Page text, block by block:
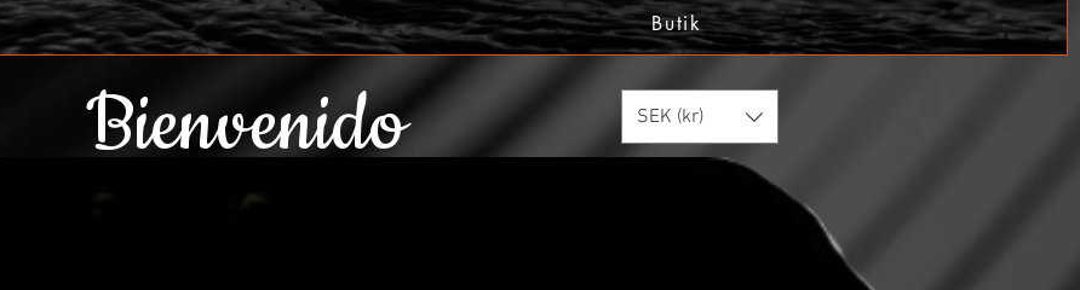
Butik
Bienvenido SEK (kr)